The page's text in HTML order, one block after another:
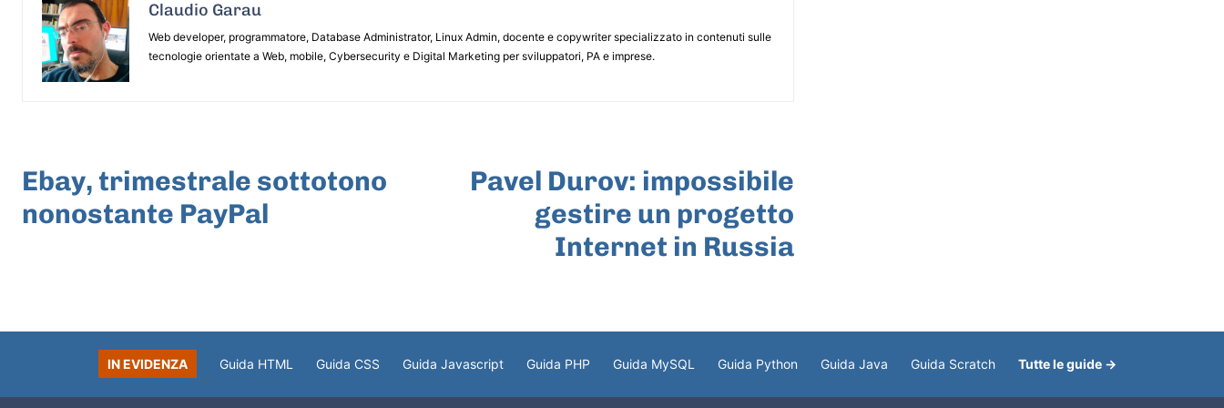
Claudio Garau
Web developer, programmatore, Database Administrator, Linux Admin, docente e copywriter specializzato in contenuti sulle
tecnologie orientate a Web, mobile, Cybersecurity e Digital Marketing per sviluppatori, PA e imprese.
Ebay, trimestrale sottotono
nonostante PayPal
Pavel Durov: impossibile
gestire un progetto
Internet in Russia
IN EVIDENZA Guida HTML Guida CSS Guida Javascript Guida PHP Guida MySQL Guida Python Guida Java Guida Scratch Tutte le guide →